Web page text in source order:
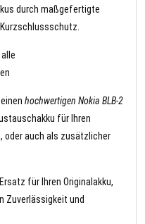
durch maßgefertigte
hochwertigen Nokia BLB-2
für Ihren
oder auch als zusätzlicher
für Ihren Originalakku,
Zuverlässigkeit und